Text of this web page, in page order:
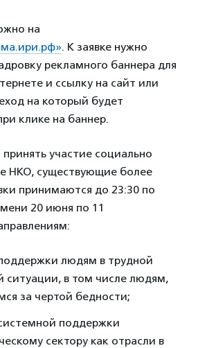
на
. К заявке нужно
рекламного баннера для
и ссылку на сайт или
на который будет
клике на баннер.
принять участие социально
НКО, существующие более
принимаются до 23:30 по
20 июня по 11
людям в трудной
ситуации, в том числе людям,
за чертой бедности;
поддержки
сектору как отрасли в